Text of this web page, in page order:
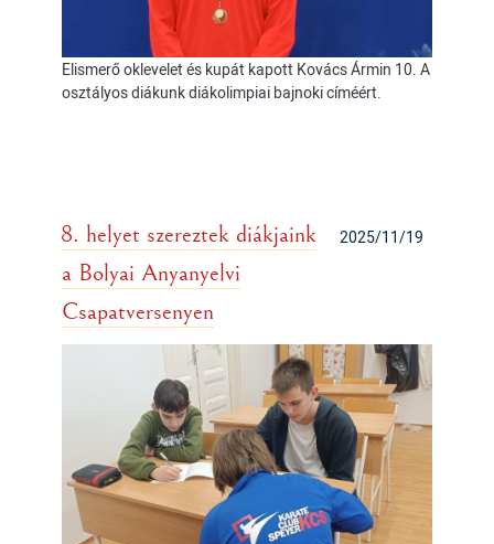
Elismerő oklevelet és kupát kapott Kovács Ármin 10. A
osztályos diákunk diákolimpiai bajnoki címéért.
2025/11/19
8. helyet szereztek diákjaink
a Bolyai Anyanyelvi
Csapatversenyen